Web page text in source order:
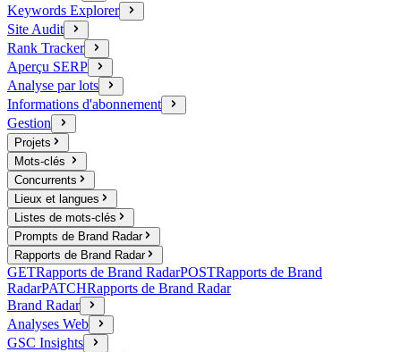
Keywords Explorer
Site Audit
Rank Tracker
Aperçu SERP
Analyse par lots
Informations d'abonnement
Gestion
Projets
Mots-clés
Concurrents
Lieux et langues
Listes de mots-clés
Prompts de Brand Radar
Rapports de Brand Radar
GETRapports de Brand RadarPOSTRapports de Brand
RadarPATCHRapports de Brand Radar
Brand Radar
Analyses Web
GSC Insights